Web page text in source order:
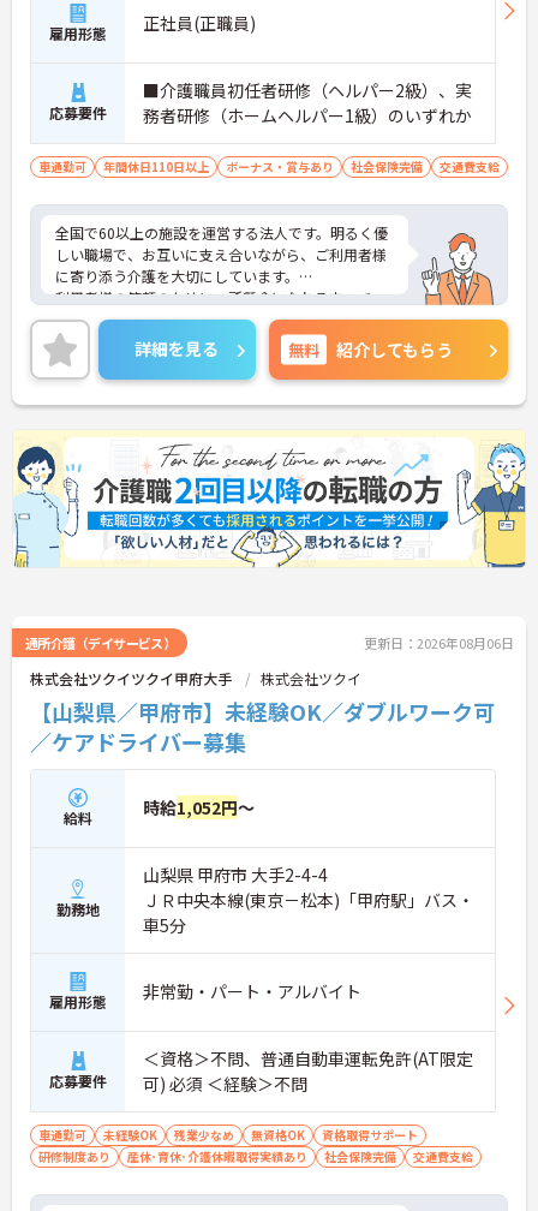
雇用形態 正社員(正職員)
応募要件
■介護職員初任者研修（ヘルパー2級）、実
務者研修（ホームヘルパー1級）のいずれか
車通勤可 年間休日110日以上 ボーナス・賞与あり 社会保険完備 交通費支給
全国で60以上の施設を運営する法人です。明るく優
しい職場で、お互いに支え合いながら、ご利用者様
に寄り添う介護を大切にしています。
利用者様の笑顔のために一所懸命になれる方・チー
ム連携を大切に勤務出来る方を歓迎しています。
ご興味ある方には、面接対策ポイントなど、さらに
詳細をお話しいたしますのでお気軽にご相談くださ
い！
詳細を見る 無料 紹介してもらう
通所介護（デイサービス） 更新日：2026年08月06日
株式会社ツクイツクイ甲府大手 株式会社ツクイ
【山梨県／甲府市】未経験OK／ダブルワーク可
／ケアドライバー募集
給料 時給1,052円～
勤務地
山梨県 甲府市 大手2-4-4
ＪＲ中央本線(東京－松本)「甲府駅」バス・
車5分
雇用形態 非常勤・パート・アルバイト
応募要件
＜資格＞不問、普通自動車運転免許(AT限定
可) 必須 ＜経験＞不問
車通勤可 未経験OK 残業少なめ 無資格OK
資格取得サポート
研修制度あり
産休･育休･介護休暇取得実績あり 社会保険完備 交通費支給